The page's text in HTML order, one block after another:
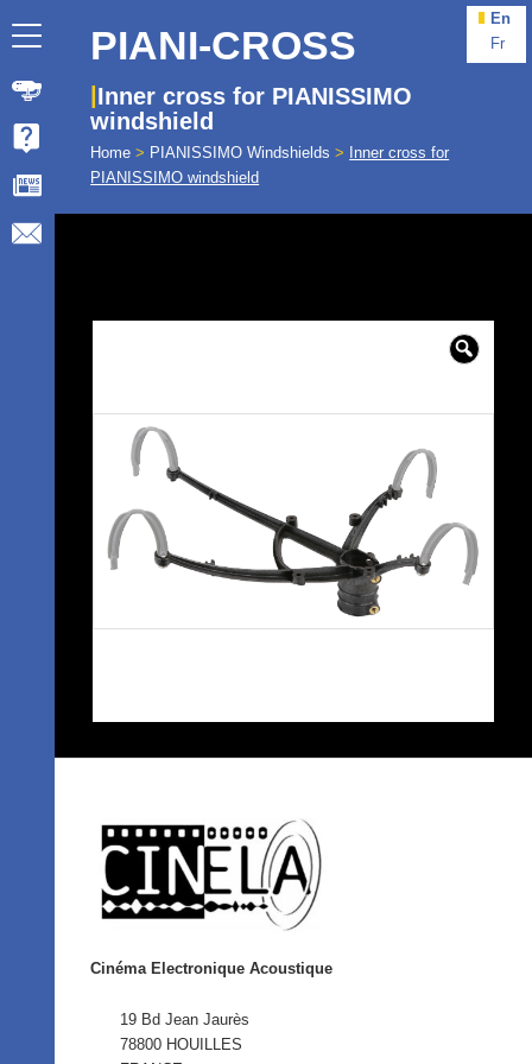
En
Fr
PIANI-CROSS
Inner cross for PIANISSIMO
windshield
Home > PIANISSIMO Windshields >
Inner cross for
PIANISSIMO windshield
Cinéma Electronique Acoustique
19 Bd Jean Jaurès
78800 HOUILLES